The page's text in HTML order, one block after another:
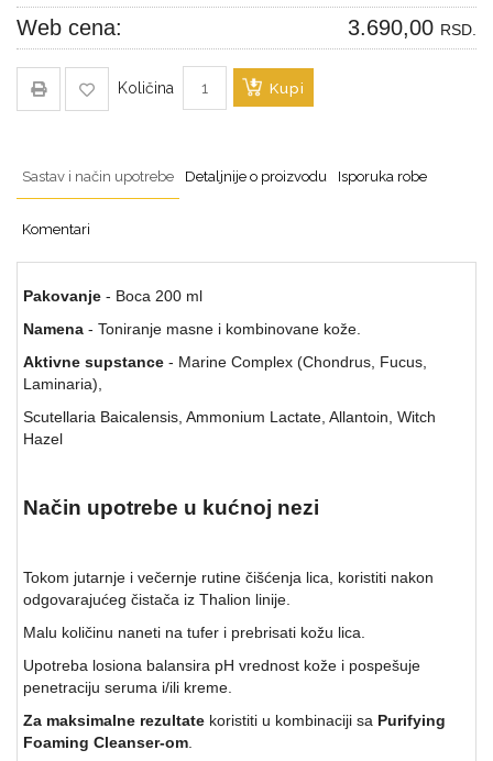
Web cena: 3.690,00 RSD.
Količina Kupi
Sastav i način upotrebe Detaljnije o proizvodu Isporuka robe
Komentari
Pakovanje - Boca 200 ml
Namena - Toniranje masne i kombinovane kože.
Aktivne supstance - Marine Complex (Chondrus, Fucus,
Laminaria),
Scutellaria Baicalensis, Ammonium Lactate, Allantoin, Witch
Hazel
Način upotrebe u kućnoj nezi
Tokom jutarnje i večernje rutine čišćenja lica, koristiti nakon
odgovarajućeg čistača iz Thalion linije.
Malu količinu naneti na tufer i prebrisati kožu lica.
Upotreba losiona balansira pH vrednost kože i pospešuje
penetraciju seruma i/ili kreme.
Za maksimalne rezultate koristiti u kombinaciji sa Purifying
Foaming Cleanser-om